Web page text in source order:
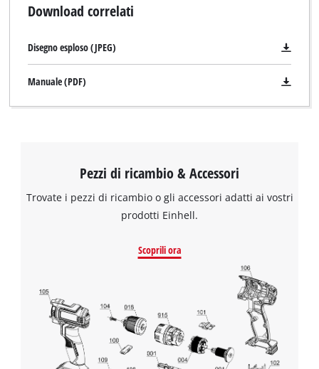
Download correlati
Disegno esploso (JPEG)
Manuale (PDF)
Pezzi di ricambio & Accessori
Trovate i pezzi di ricambio o gli accessori adatti ai vostri
prodotti Einhell.
Scoprili ora